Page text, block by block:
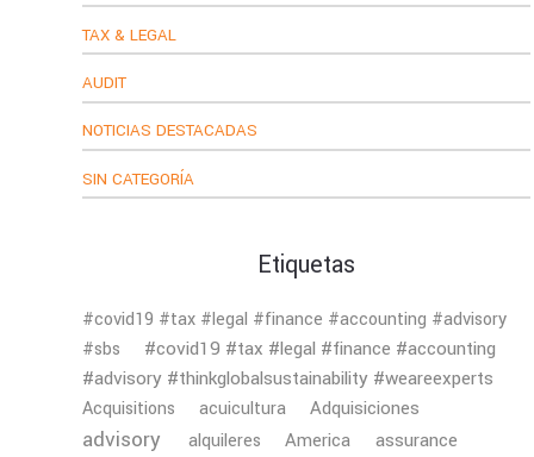
TAX & LEGAL
AUDIT
NOTICIAS DESTACADAS
SIN CATEGORÍA
Etiquetas
#covid19 #tax #legal #finance #accounting #advisory
#sbs
#covid19 #tax #legal #finance #accounting
#advisory #thinkglobalsustainability #weareexperts
Acquisitions acuicultura Adquisiciones
advisory alquileres America assurance